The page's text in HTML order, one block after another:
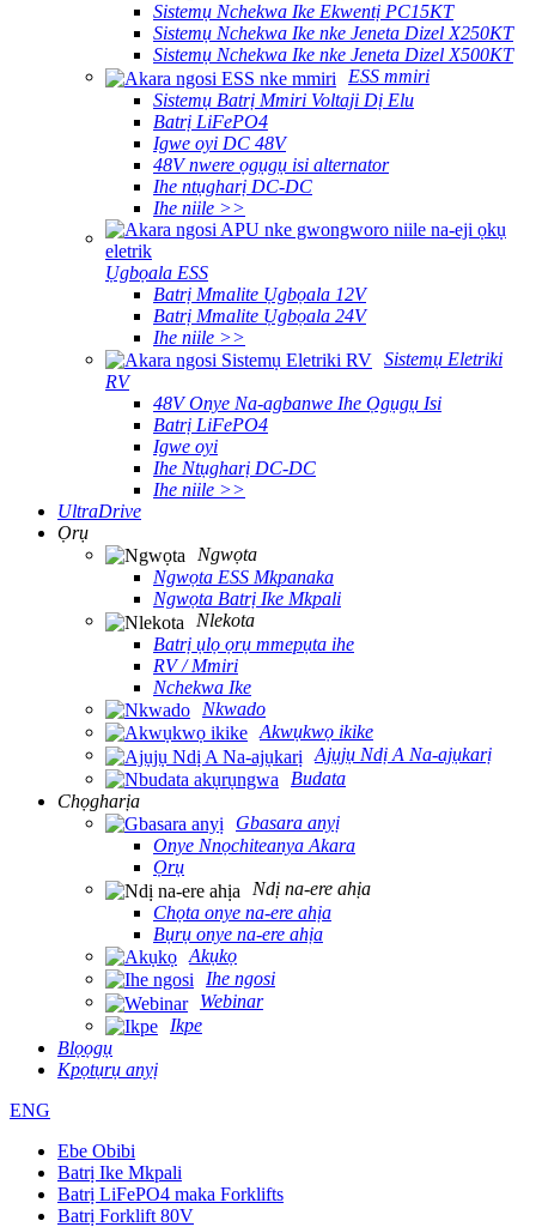
Sistemụ Nchekwa Ike Ekwentị PC15KT
Sistemụ Nchekwa Ike nke Jeneta Dizel X250KT
Sistemụ Nchekwa Ike nke Jeneta Dizel X500KT
ESS mmiri
Sistemụ Batrị Mmiri Voltaji Dị Elu
Batrị LiFePO4
Igwe oyi DC 48V
48V nwere ọgụgụ isi alternator
Ihe ntụgharị DC-DC
Ihe niile >>
Ụgbọala ESS
Batrị Mmalite Ụgbọala 12V
Batrị Mmalite Ụgbọala 24V
Ihe niile >>
Sistemụ Eletriki
RV
48V Onye Na-agbanwe Ihe Ọgụgụ Isi
Batrị LiFePO4
Igwe oyi
Ihe Ntụgharị DC-DC
Ihe niile >>
UltraDrive
Ọrụ
Ngwọta
Ngwọta ESS Mkpanaka
Ngwọta Batrị Ike Mkpali
Nlekota
Batrị ụlọ ọrụ mmepụta ihe
RV / Mmiri
Nchekwa Ike
Nkwado
Akwụkwọ ikike
Ajụjụ Ndị A Na-ajụkarị
Budata
Chọgharịa
Gbasara anyị
Onye Nnọchiteanya Akara
Ọrụ
Ndị na-ere ahịa
Chọta onye na-ere ahịa
Bụrụ onye na-ere ahịa
Akụkọ
Ihe ngosi
Webinar
Ikpe
Blọọgụ
Kpọtụrụ anyị
ENG
Ebe Obibi
Batrị Ike Mkpali
Batrị LiFePO4 maka Forklifts
Batrị Forklift 80V